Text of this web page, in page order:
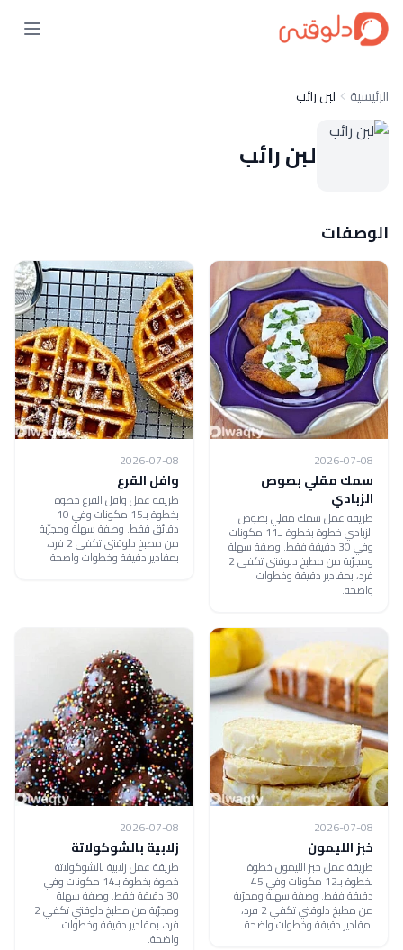
الرئيسية لبن رائب
لبن رائب
الوصفات
2026-07-08
سمك مقلي بصوص
الزبادي
طريقة عمل سمك مقلي بصوص
الزبادي خطوة بخطوة بـ11 مكونات
وفي 30 دقيقة فقط. وصفة سهلة
ومجرّبة من مطبخ دلوقتي تكفي 2
فرد، بمقادير دقيقة وخطوات
واضحة.
2026-07-08
وافل القرع
طريقة عمل وافل القرع خطوة
بخطوة بـ15 مكونات وفي 10
دقائق فقط. وصفة سهلة ومجرّبة
من مطبخ دلوقتي تكفي 2 فرد،
بمقادير دقيقة وخطوات واضحة.
2026-07-08
خبز الليمون
طريقة عمل خبز الليمون خطوة
بخطوة بـ12 مكونات وفي 45
دقيقة فقط. وصفة سهلة ومجرّبة
من مطبخ دلوقتي تكفي 2 فرد،
بمقادير دقيقة وخطوات واضحة.
2026-07-08
زلابية بالشوكولاتة
طريقة عمل زلابية بالشوكولاتة
خطوة بخطوة بـ14 مكونات وفي
30 دقيقة فقط. وصفة سهلة
ومجرّبة من مطبخ دلوقتي تكفي 2
فرد، بمقادير دقيقة وخطوات
واضحة.